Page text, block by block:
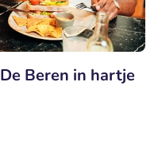
Beren in hartje